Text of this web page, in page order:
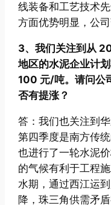
线装备和工艺技术
方面优势明显，公
3、我们关注到从
地区的水泥企业计
100 元/吨。请问公
否有提涨？
答：我们也关注到
第四季度是南方传
也进行了一轮水泥
的气候有利于工程
水期，通过西江运
降，珠三角供需矛